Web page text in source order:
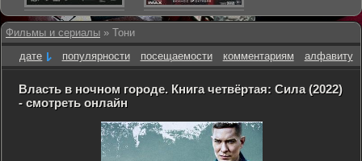
Фильмы и сериалы » Тони
дате
популярности посещаемости комментариям алфавиту
Власть в ночном городе. Книга четвёртая: Сила (2022)
- смотреть онлайн